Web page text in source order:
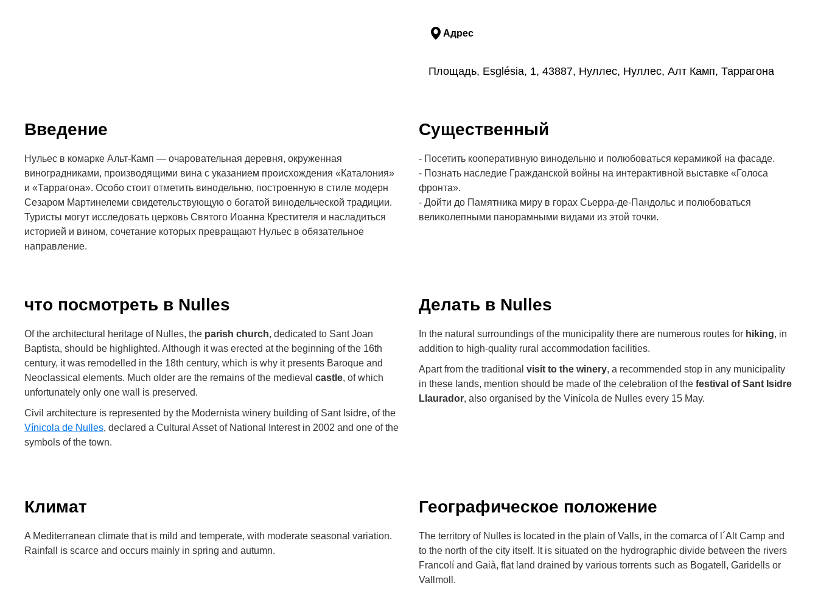
Адрес
Площадь, Església, 1, 43887, Нуллес, Нуллес, Алт Камп, Таррагона
Введение
Нульес в комарке Альт-Камп — очаровательная деревня, окруженная
виноградниками, производящими вина с указанием происхождения «Каталония»
и «Таррагона». Особо стоит отметить винодельню, построенную в стиле модерн
Сезаром Мартинелеми свидетельствующую о богатой винодельческой традиции.
Туристы могут исследовать церковь Святого Иоанна Крестителя и насладиться
историей и вином, сочетание которых превращают Нульес в обязательное
направление.
Cущественный
- Посетить кооперативную винодельню и полюбоваться керамикой на фасаде.
- Познать наследие Гражданской войны на интерактивной выставке «Голоса
фронта».
- Дойти до Памятника миру в горах Сьерра-де-Пандольс и полюбоваться
великолепными панорамными видами из этой точки.
что посмотреть в Nulles
Of the architectural heritage of Nulles, the parish church, dedicated to Sant Joan
Baptista, should be highlighted. Although it was erected at the beginning of the 16th
century, it was remodelled in the 18th century, which is why it presents Baroque and
Neoclassical elements. Much older are the remains of the medieval castle, of which
unfortunately only one wall is preserved.
Civil architecture is represented by the Modernista winery building of Sant Isidre, of the
Vínicola de Nulles, declared a Cultural Asset of National Interest in 2002 and one of the
symbols of the town.
Делать в Nulles
In the natural surroundings of the municipality there are numerous routes for hiking, in
addition to high-quality rural accommodation facilities.
Apart from the traditional visit to the winery, a recommended stop in any municipality
in these lands, mention should be made of the celebration of the festival of Sant Isidre
Llaurador, also organised by the Vinícola de Nulles every 15 May.
Климат
A Mediterranean climate that is mild and temperate, with moderate seasonal variation.
Rainfall is scarce and occurs mainly in spring and autumn.
Географическое положение
The territory of Nulles is located in the plain of Valls, in the comarca of l´Alt Camp and
to the north of the city itself. It is situated on the hydrographic divide between the rivers
Francolí and Gaià, flat land drained by various torrents such as Bogatell, Garidells or
Vallmoll.